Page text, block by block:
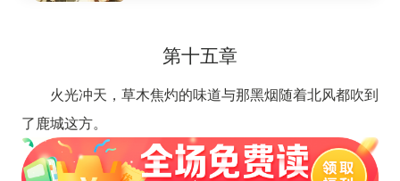
第十五章
火光冲天，草木焦灼的味道与那黑烟随着北风都吹到
了鹿城这方。